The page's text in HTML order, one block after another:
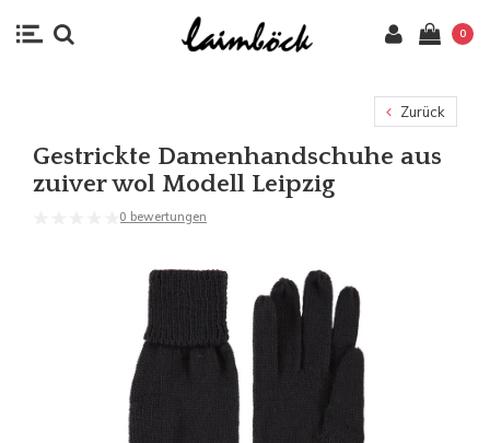
0
Zurück
Gestrickte Damenhandschuhe aus
zuiver wol Modell Leipzig
0 bewertungen